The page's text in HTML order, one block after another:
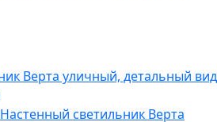
Настенный светильник Верта